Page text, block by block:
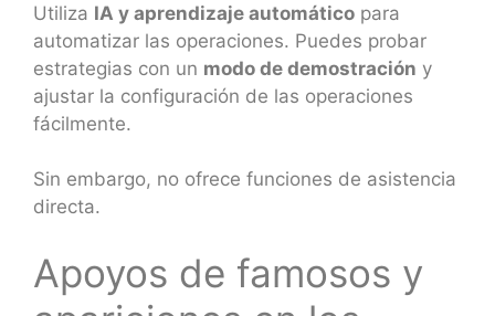
Utiliza IA y aprendizaje automático para
automatizar las operaciones. Puedes probar
estrategias con un modo de demostración y
ajustar la configuración de las operaciones
fácilmente.
Sin embargo, no ofrece funciones de asistencia
directa.
Apoyos de famosos y